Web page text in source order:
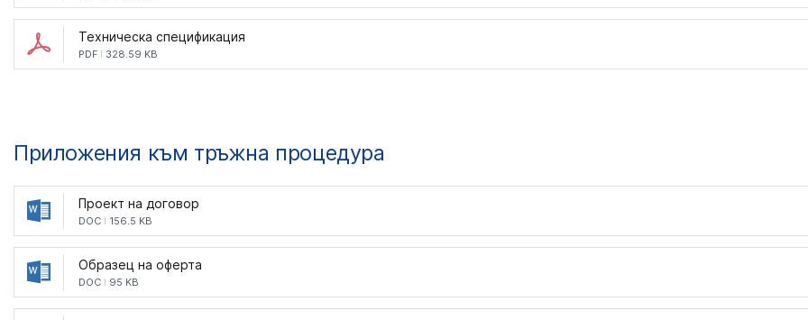
Техническа спецификация
PDF 328.59 KB
Приложения към тръжна процедура
Проект на договор
DOC 156.5 KB
Образец на оферта
DOC 95 KB